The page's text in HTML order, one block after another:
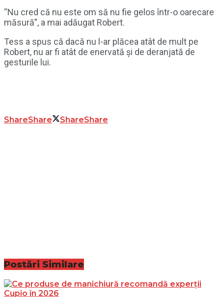
“Nu cred că nu este om să nu fie gelos într-o oarecare
măsură”, a mai adăugat Robert.
Tess a spus că dacă nu l-ar plăcea atât de mult pe
Robert, nu ar fi atât de enervată și de deranjată de
gesturile lui.
ShareShare ShareShare
Postări Similare